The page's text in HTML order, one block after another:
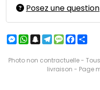
Posez une question
Messenger
WhatsApp
Snapchat
Telegram
Message
Photo non contractuelle -
livraison - Page